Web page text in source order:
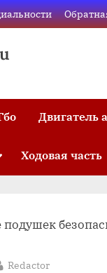
Двигатель
Ходовая часть
подушек
By
Redactor